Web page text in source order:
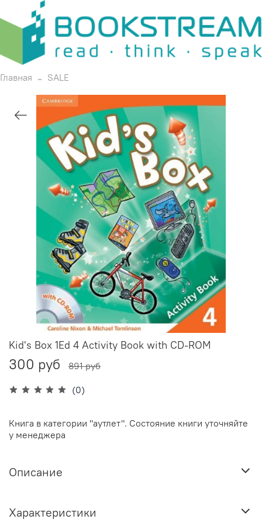
Главная SALE
(0)
Kid's Box 1Ed 4 Activity Book with CD-ROM
300 руб 891 руб
Книга в категории "аутлет". Состояние книги уточняйте
у менеджера
Описание
Характеристики